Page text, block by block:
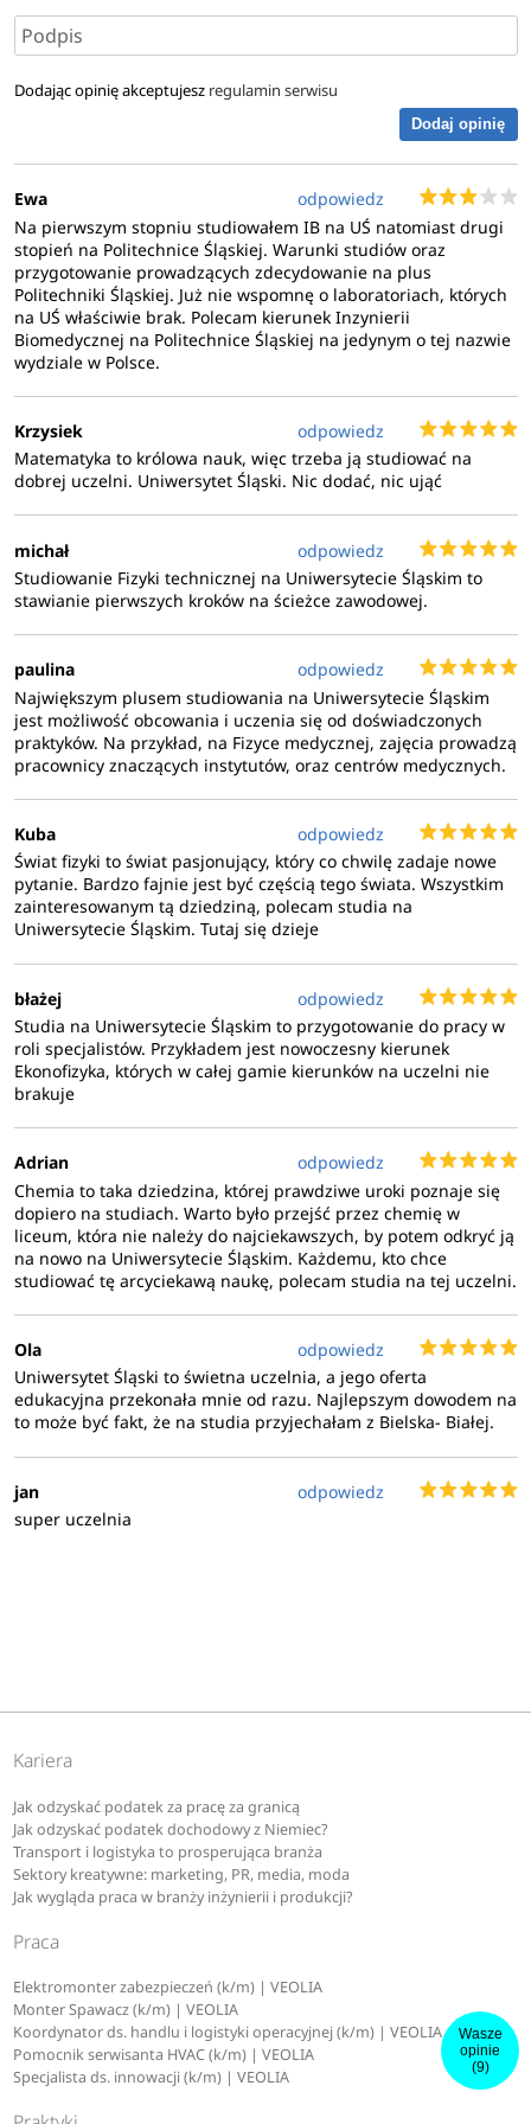
Dodając opinię akceptujesz regulamin serwisu
Dodaj opinię
Ewa
odpowiedz
Na pierwszym stopniu studiowałem IB na UŚ natomiast drugi
stopień na Politechnice Śląskiej. Warunki studiów oraz
przygotowanie prowadzących zdecydowanie na plus
Politechniki Śląskiej. Już nie wspomnę o laboratoriach, których
na UŚ właściwie brak. Polecam kierunek Inzynierii
Biomedycznej na Politechnice Śląskiej na jedynym o tej nazwie
wydziale w Polsce.
Krzysiek
odpowiedz
Matematyka to królowa nauk, więc trzeba ją studiować na
dobrej uczelni. Uniwersytet Śląski. Nic dodać, nic ująć
michał
odpowiedz
Studiowanie Fizyki technicznej na Uniwersytecie Śląskim to
stawianie pierwszych kroków na ścieżce zawodowej.
paulina
odpowiedz
Największym plusem studiowania na Uniwersytecie Śląskim
jest możliwość obcowania i uczenia się od doświadczonych
praktyków. Na przykład, na Fizyce medycznej, zajęcia prowadzą
pracownicy znaczących instytutów, oraz centrów medycznych.
Kuba
odpowiedz
Świat fizyki to świat pasjonujący, który co chwilę zadaje nowe
pytanie. Bardzo fajnie jest być częścią tego świata. Wszystkim
zainteresowanym tą dziedziną, polecam studia na
Uniwersytecie Śląskim. Tutaj się dzieje
błażej
odpowiedz
Studia na Uniwersytecie Śląskim to przygotowanie do pracy w
roli specjalistów. Przykładem jest nowoczesny kierunek
Ekonofizyka, których w całej gamie kierunków na uczelni nie
brakuje
Adrian
odpowiedz
Chemia to taka dziedzina, której prawdziwe uroki poznaje się
dopiero na studiach. Warto było przejść przez chemię w
liceum, która nie należy do najciekawszych, by potem odkryć ją
na nowo na Uniwersytecie Śląskim. Każdemu, kto chce
studiować tę arcyciekawą naukę, polecam studia na tej uczelni.
Ola
odpowiedz
Uniwersytet Śląski to świetna uczelnia, a jego oferta
edukacyjna przekonała mnie od razu. Najlepszym dowodem na
to może być fakt, że na studia przyjechałam z Bielska- Białej.
jan
odpowiedz
super uczelnia
Wasze
opinie
(9)
Kariera
Jak odzyskać podatek za pracę za granicą
Jak odzyskać podatek dochodowy z Niemiec?
Transport i logistyka to prosperująca branża
Sektory kreatywne: marketing, PR, media, moda
Jak wygląda praca w branży inżynierii i produkcji?
Praca
Elektromonter zabezpieczeń (k/m) | VEOLIA
Monter Spawacz (k/m) | VEOLIA
Koordynator ds. handlu i logistyki operacyjnej (k/m) | VEOLIA
Pomocnik serwisanta HVAC (k/m) | VEOLIA
Specjalista ds. innowacji (k/m) | VEOLIA